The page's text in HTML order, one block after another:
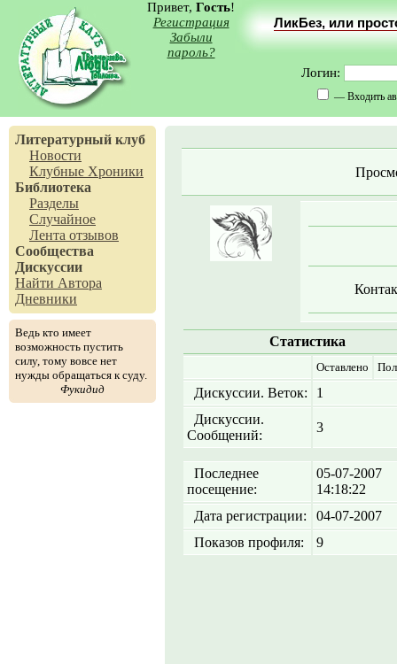
Привет, Гость!
Регистрация
Забыли
пароль?
ЛикБез, или
Логин:
— Входить
Литературный клуб
Новости
Клубные Хроники
Библиотека
Разделы
Случайное
Лента отзывов
Сообщества
Дискуссии
Найти Автора
Дневники
Ведь кто имеет
возможность пустить
силу, тому вовсе нет
нужды обращаться к суду.
Фукидид
Статистика
Оставлено
Дискуссии. Веток:
1
Дискуссии.
Сообщений:
3
Последнее
посещение:
05-07-2007
14:18:22
Дата регистрации:
04-07-2007
Показов профиля:
9